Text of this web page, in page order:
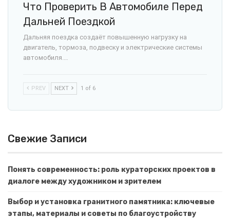
Что Проверить В Автомобиле Перед
Дальней Поездкой
Дальняя поездка создаёт повышенную нагрузку на
двигатель, тормоза, подвеску и электрические системы
автомобиля.…
PREV NEXT 1 of 6
Свежие Записи
Понять современность: роль кураторских проектов в
диалоге между художником и зрителем
Выбор и установка гранитного памятника: ключевые
этапы, материалы и советы по благоустройству